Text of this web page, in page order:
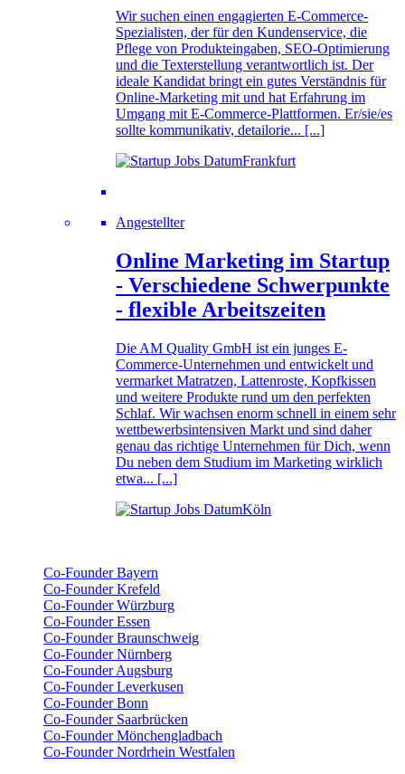
Wir suchen einen engagierten E-Commerce-
Spezialisten, der für den Kundenservice, die
Pflege von Produkteingaben, SEO-Optimierung
und die Texterstellung verantwortlich ist. Der
ideale Kandidat bringt ein gutes Verständnis für
Online-Marketing mit und hat Erfahrung im
Umgang mit E-Commerce-Plattformen. Er/sie/es
sollte kommunikativ, detailorie... [...]
Frankfurt
Angestellter
Online Marketing im Startup
- Verschiedene Schwerpunkte
- flexible Arbeitszeiten
Die AM Quality GmbH ist ein junges E-
Commerce-Unternehmen und entwickelt und
vermarket Matratzen, Lattenroste, Kopfkissen
und weitere Produkte rund um den perfekten
Schlaf. Wir wachsen enorm schnell in einem sehr
wettbewerbsintensiven Markt und sind daher
genau das richtige Unternehmen für Dich, wenn
Du neben dem Studium im Marketing wirklich
etwa... [...]
Köln
Co-Founder Bayern
Co-Founder Krefeld
Co-Founder Würzburg
Co-Founder Essen
Co-Founder Braunschweig
Co-Founder Nürnberg
Co-Founder Augsburg
Co-Founder Leverkusen
Co-Founder Bonn
Co-Founder Saarbrücken
Co-Founder Mönchengladbach
Co-Founder Nordrhein Westfalen